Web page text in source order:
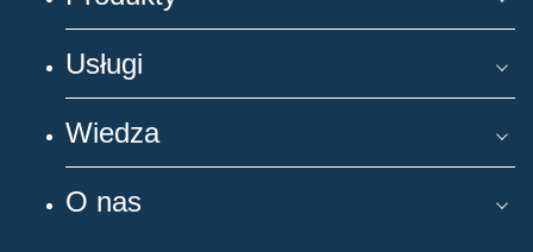
Usługi
Wiedza
O nas